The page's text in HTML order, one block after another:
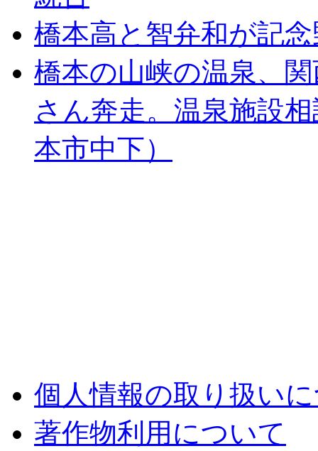
橋本高と智弁和が記
橋本の山峡の温泉、
さん奔走。温泉施設
本市中下）
個人情報の取り扱い
著作物利用について